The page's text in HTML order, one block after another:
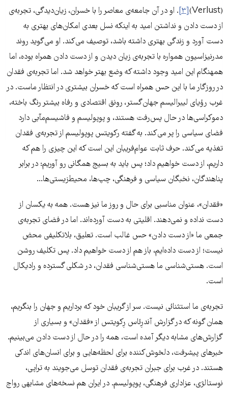
(Verlust)
[۳]
. او در آن جامعه‌ی معاصر را با خسران‌، زیان‌دیدگی، تجربه‌ی
از دست دادن و نداشتن امید به اینکه نسل بعدی امکان‌های بهتری به
دست آورد و زندگی بهتری داشته باشد، توصیف می‌کند. او می‌گوید روند
مدرنیزاسیون همواره با تجربه‌ی زیان دیدن و از دست دادن همراه بوده، اما
همهنگام این امید وجود داشته که وضع بهتر خواهد شد. اما تجربه‌ی فقدان
در روزگار ما با این حس همراه است که خسران بیشتری در انتظار ماست. در
غرب رؤیای لیبرالیسم جهان‌گستر، رونق اقتصادی و رفاه بیشتر رنگ باخته،
دموکراسی‌ها در حال پس‌رفت هستند، و پوپولیسم و فاشیسم‌مآبی دارد
فضای سیاسی را پر می‌کند. به گفته رکویتس پوپولیسم از تجربه‌ی فقدان
تغذیه می‌کند. حرف ثابت عوام‌فریبان این است که این چیزی را هم که
داریم، از دست خواهیم داد؛ پس باید به بسیج همگانی رو آوریم: در برابر
پناهندگان، نخبگان سیاسی و فرهنگی، چپ‌ها، محیط‌زیستی‌ها...
«فقدان»، عنوان مناسبی برای حال و روز ما نیز هست. همه به یکسان از
دست نداده و نمی‌دهند. اقلیتی به دست آورده‌اند. اما در فضای تجربه‌ی
جمعی ما «از دست دادن» حس غالب است. تعلیق، بلاتکلیفی محض
نیست؛ از دست داده‌ایم، باز هم از دست خواهیم داد. پس تکلیف روشن
است. هستی‌شناسی ما هستی‌شناسی فقدان، در شکلی گسترده و رادیکال
است.
تجربه‌ی ما استثنائی نیست. سر از گریبان خود که برداریم و جهان را بنگریم،
همان گونه که در گزارش آندرِئاس رِکویتس از «فقدان» و بسیاری از
گزارش‌های مشابه دیگر آمده است، همه را در حال از دست دادن می‌بینیم.
خبرهای پیشرفت، دلخوش‌کننده برای لحظه‌هایی و برای انسان‌های اندکی
هستند. در غرب برای جبران تجربه‌ی فقدان توسل می‌جویند به تراپی،
نوستالژی، عزاداری فرهنگی، پوپولیسم. در ایران هم نسخه‌های مشابهی رواج